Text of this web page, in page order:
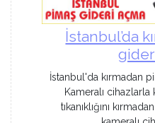
İstanbul’da
İstanbul'da kırmadan
Kameralı
tıkanıklığını